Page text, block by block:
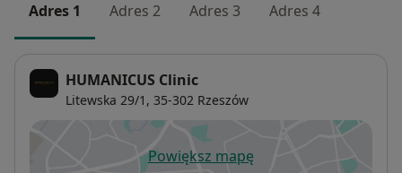
Adres 1 Adres 2 Adres 3 Adres 4
HUMANICUS Clinic
Litewska 29/1, 35-302 Rzeszów
Powiększ mapęotwiera się w nowej karcie